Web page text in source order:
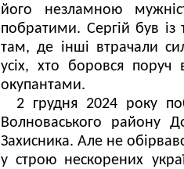
його незламною
побратими. Сергій був із
там, де інші втрачали
усіх, хто боровся поруч
окупантами.
2 грудня 2024 року
Волноваського району
Захисника. Але не
у строю нескорених